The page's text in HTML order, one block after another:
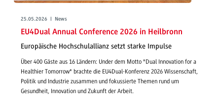
25.05.2026 | News
EU4Dual Annual Conference 2026 in Heilbronn
Europäische Hochschulallianz setzt starke Impulse
Über 400 Gäste aus 16 Ländern: Under dem Motto "Dual Innovation for a
Healthier Tomorrow" brachte die EU4Dual-Konferenz 2026 Wissenschaft,
Politik und Industrie zusammen und fokussierte Themen rund um
Gesundheit, Innovation und Zukunft der Arbeit.